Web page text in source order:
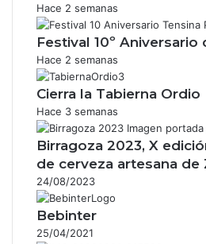
Hace 2 semanas
Festival 10º Aniversario
Hace 2 semanas
Cierra la Tabierna Ordio
Hace 3 semanas
Birragoza 2023, X
de cerveza artesana de
24/08/2023
Bebinter
25/04/2021